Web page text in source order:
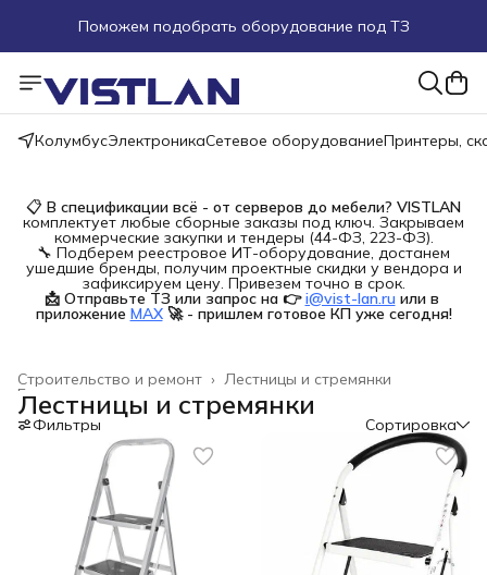
Поможем подобрать оборудование под ТЗ
Пуско-наладочные работы
Пришлите запрос на e-mail или в чат
КолумбусЭлектроникаСетевое оборудованиеПринтеры,
📋 В спецификации всё - от серверов до мебели? VISTLAN
комплектует любые сборные заказы под ключ. Закрываем
коммерческие закупки и тендеры (44-ФЗ, 223-ФЗ).
🔧 Подберем реестровое ИТ-оборудование, достанем
ушедшие бренды, получим проектные скидки у вендора и
зафиксируем цену. Привезем точно в срок.
📩 Отправьте ТЗ или запрос на 👉 i@vist-lan.ru или в
приложение MAX 🚀 - пришлем готовое КП уже сегодня!
Лестницы и стремянки
Строительство и ремонт ›
Главная
Лестницы и стремянки
Фильтры Сортировка